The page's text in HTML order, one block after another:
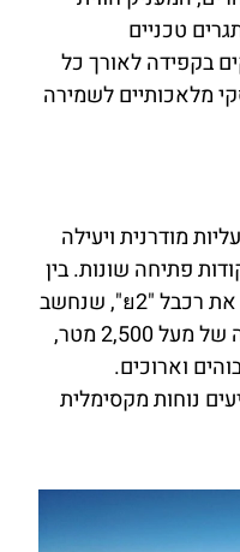
טכניים
בקפידה לאורך כל
מלאכותיים לשמירה
מודרנית ויעילה
פתיחה שונות. בין
הרכבלים המרכזיים ניתן למנות את רכבל "ย2", שנחשב
לרכבל הגדול באזור ומגיע לגובה של מעל 2,500 מטר,
וארוכים.
נוחות מקסימלית